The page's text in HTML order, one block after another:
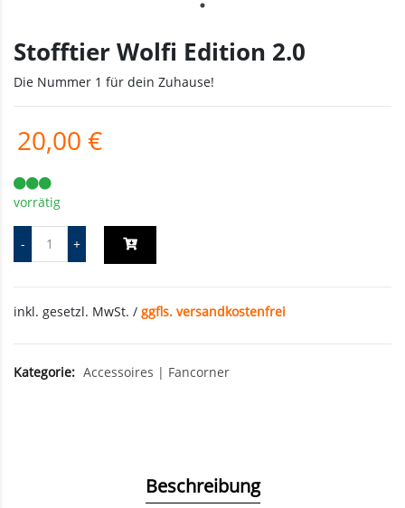
Stofftier Wolfi Edition 2.0
Die Nummer 1 für dein Zuhause!
20,00 €
vorrätig
inkl. gesetzl. MwSt. / ggfls. versandkostenfrei
Kategorie: Accessoires | Fancorner
Beschreibung